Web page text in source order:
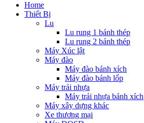
Home
Thiết Bị
Lu
Lu rung 1 bánh thép
Lu rung 2 bánh thép
Máy Xúc lật
Máy đào
Máy đào bánh xích
Máy đào bánh lốp
Máy trải nhựa
Máy trải nhựa bánh xích
Máy xây dựng khác
Xe thương mại